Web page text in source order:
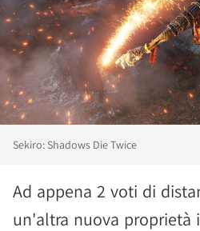
Sekiro: Shadows Die Twice
Ad appena 2 voti di
un'altra nuova proprietà